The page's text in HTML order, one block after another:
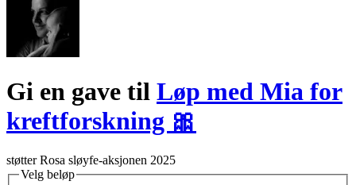
Gi en gave til Løp med Mia for
kreftforskning 🎀
støtter Rosa sløyfe-aksjonen 2025
Velg beløp